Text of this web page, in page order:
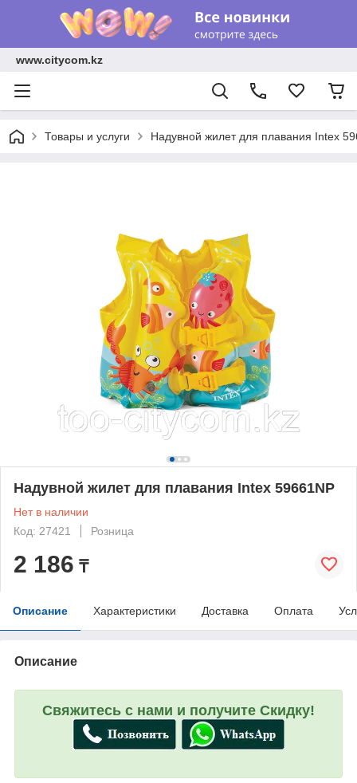
www.citycom.kz
Товары и услуги Надувной жилет для плавания Intex
Надувной жилет для плавания Intex 59661NP
Нет в наличии
Код: 27421
Розница
2 186 ₸
Описание Характеристики Доставка Оплата
Описание
Свяжитесь с нами и получите Скидку!